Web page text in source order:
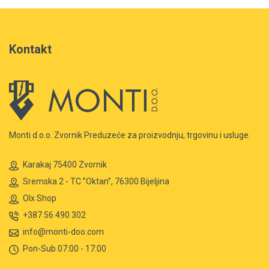
Kontakt
Monti d.o.o. Zvornik Preduzeće za proizvodnju, trgovinu i usluge.
Karakaj 75400 Zvornik
Sremska 2 - TC ”Oktan”, 76300 Bijeljina
Olx Shop
+387 56 490 302
info@monti-doo.com
Pon-Sub 07:00 - 17:00